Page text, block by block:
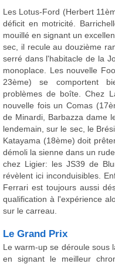
Les Lotus-Ford (Herbert
déficit en motricité.
mouillé en signant un
sec, il recule au douzième
serré dans l'habitacle de la
monoplace. Les nouvelle
23ème) se comportent
problèmes de boîte. Chez
nouvelle fois un Comas
de Minardi, Barbazza dame
lendemain, sur le sec, le
Katayama (18ème) doit
démoli la sienne dans un
chez Ligier: les JS39 de
révèlent ici inconduisibles.
Ferrari est toujours aussi
qualification à l'expérience
sur le carreau.
Le Grand Prix
Le warm-up se déroule sous
en signant le meilleur